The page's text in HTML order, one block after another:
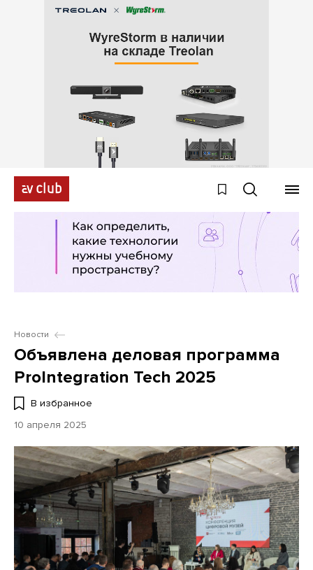
Новости
Объявлена деловая программа
ProIntegration Tech 2025
В избранное
10 апреля 2025